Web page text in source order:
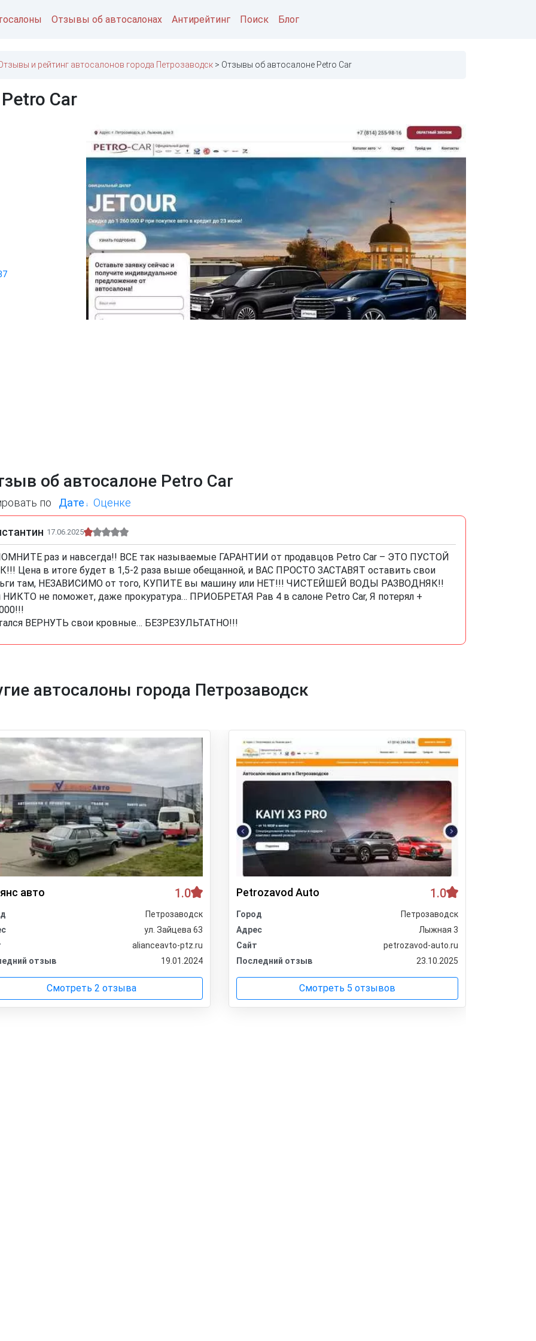
Отзывы об автосалонах Антирейтинг Поиск Блог
и рейтинг автосалонов города Петрозаводск Отзывы об автосалоне Petro Car
Car
об автосалоне Petro Car
по Дате Оценке
17.06.2025
раз и навсегда!! ВСЕ так называемые ГАРАНТИИ от продавцов Petro Car – ЭТО ПУСТОЙ
Цена в итоге будет в 1,5-2 раза выше обещанной, и ВАС ПРОСТО ЗАСТАВЯТ оставить свои
там, НЕЗАВИСИМО от того, КУПИТЕ вы машину или НЕТ!!! ЧИСТЕЙШЕЙ ВОДЫ РАЗВОДНЯК!!
НИКТО не поможет, даже прокуратура… ПРИОБРЕТАЯ Рав 4 в салоне Petro Car, Я потерял +
ВЕРНУТЬ свои кровные… БЕЗРЕЗУЛЬТАТНО!!!
автосалоны города Петрозаводск
авто 1.0
Петрозаводск
ул. Зайцева 63
alianceavto-ptz.ru
отзыв
19.01.2024
Смотреть 2 отзыва
Petrozavod Auto 1.0
Город
Петрозаводск
Адрес
Лыжная 3
Сайт
petrozavod-auto.ru
Последний отзыв
23.10.2025
Смотреть 5 отзывов